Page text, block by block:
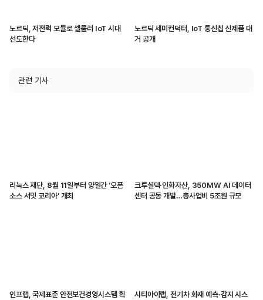
노르딕, 저전력 모듈로 셀룰러 IoT 시대
선도한다
노르딕 세미컨덕터, IoT 통신칩 신제품 대
거 공개
관련 기사
리눅스 재단, 8월 11일부터 양일간 ‘오픈
소스 서밋 코리아’ 개최
크루셜텍·인화자산, 350MW AI 데이터
센터 공동 개발…총사업비 5조원 규모
인프랩, 국제표준 안전보건경영시스템 획
시티아이랩, 전기차 화재 예측·감지 시스